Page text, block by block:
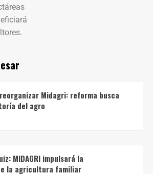
Midagri: reforma busca
del agro
MIDAGRI impulsará la
la agricultura familiar